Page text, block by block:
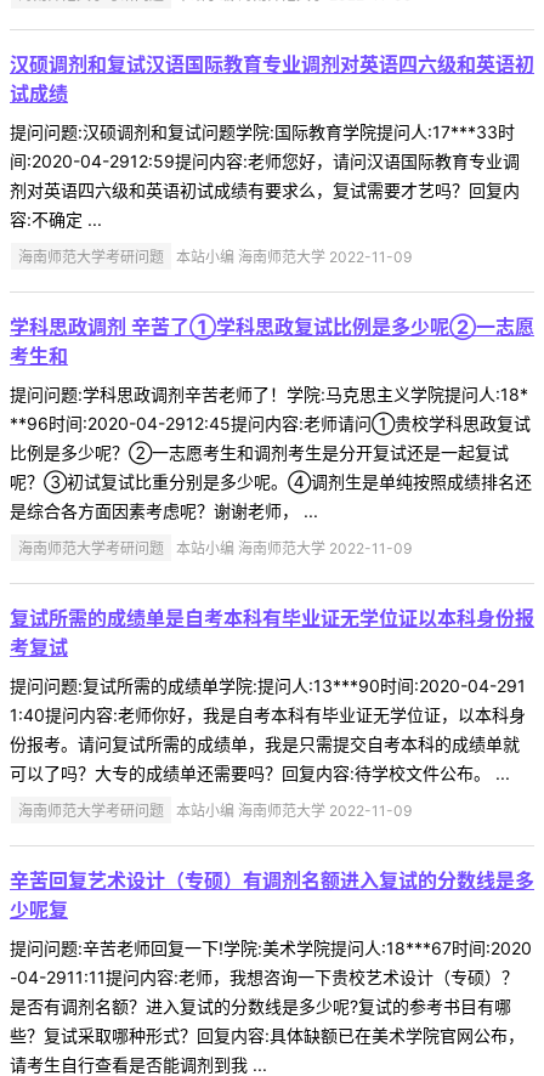
汉硕调剂和复试汉语国际教育专业调剂对英语四六级和英语初
试成绩
提问问题:汉硕调剂和复试问题学院:国际教育学院提问人:17***33时
间:2020-04-2912:59提问内容:老师您好，请问汉语国际教育专业调
剂对英语四六级和英语初试成绩有要求么，复试需要才艺吗？回复内
容:不确定 ...
海南师范大学考研问题 本站小编 海南师范大学 2022-11-09
学科思政调剂 辛苦了①学科思政复试比例是多少呢②一志愿
考生和
提问问题:学科思政调剂辛苦老师了！学院:马克思主义学院提问人:18*
**96时间:2020-04-2912:45提问内容:老师请问①贵校学科思政复试
比例是多少呢？②一志愿考生和调剂考生是分开复试还是一起复试
呢？③初试复试比重分别是多少呢。④调剂生是单纯按照成绩排名还
是综合各方面因素考虑呢？谢谢老师， ...
海南师范大学考研问题 本站小编 海南师范大学 2022-11-09
复试所需的成绩单是自考本科有毕业证无学位证以本科身份报
考复试
提问问题:复试所需的成绩单学院:提问人:13***90时间:2020-04-291
1:40提问内容:老师你好，我是自考本科有毕业证无学位证，以本科身
份报考。请问复试所需的成绩单，我是只需提交自考本科的成绩单就
可以了吗？大专的成绩单还需要吗？回复内容:待学校文件公布。 ...
海南师范大学考研问题 本站小编 海南师范大学 2022-11-09
辛苦回复艺术设计（专硕）有调剂名额进入复试的分数线是多
少呢复
提问问题:辛苦老师回复一下!学院:美术学院提问人:18***67时间:2020
-04-2911:11提问内容:老师，我想咨询一下贵校艺术设计（专硕）？
是否有调剂名额？进入复试的分数线是多少呢?复试的参考书目有哪
些？复试采取哪种形式？回复内容:具体缺额已在美术学院官网公布，
请考生自行查看是否能调剂到我 ...